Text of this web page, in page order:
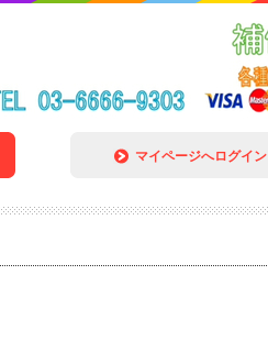
マイページへログイン